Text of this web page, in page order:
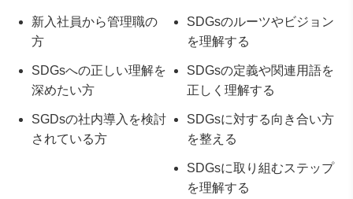
新入社員から管理職の
方
SDGsへの正しい理解を
深めたい方
SGDsの社内導入を検討
されている方
SDGsのルーツやビジョン
を理解する
SDGsの定義や関連用語を
正しく理解する
SDGsに対する向き合い方
を整える
SDGsに取り組むステップ
を理解する